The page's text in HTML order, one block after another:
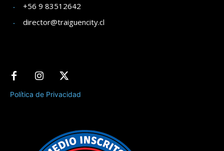
+56 9 83512642
director@traiguencity.cl
Política de Privacidad